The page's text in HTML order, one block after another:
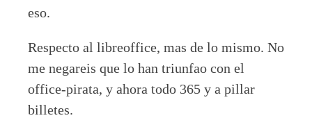
eso.
Respecto al libreoffice, mas de lo mismo. No
me negareis que lo han triunfao con el
office-pirata, y ahora todo 365 y a pillar
billetes.